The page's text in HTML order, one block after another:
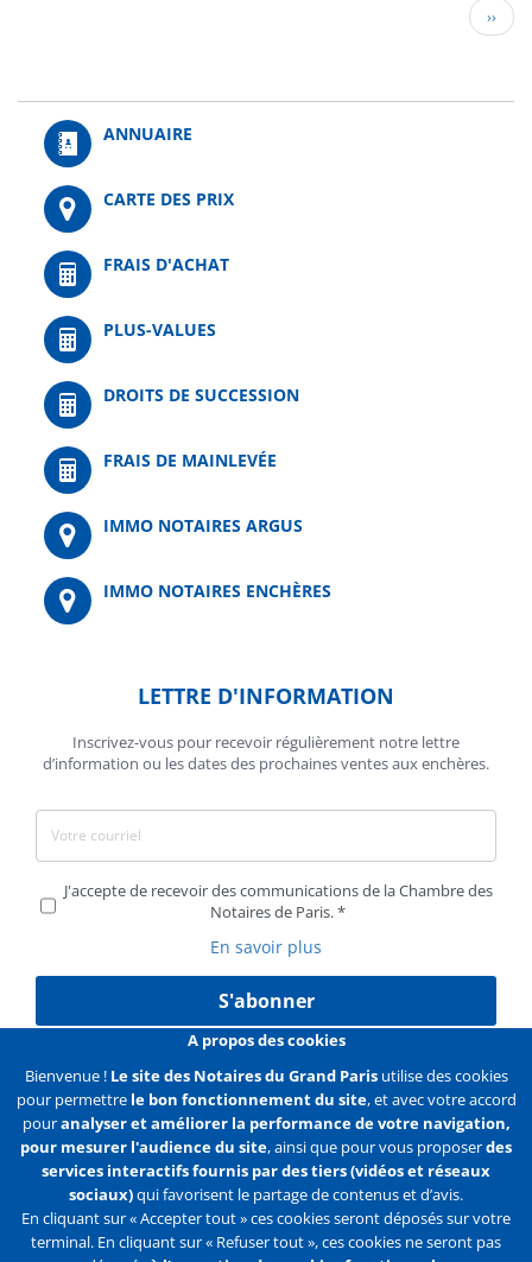
Page
››
ANNUAIRE
CARTE DES PRIX
FRAIS D'ACHAT
PLUS-VALUES
DROITS DE SUCCESSION
FRAIS DE MAINLEVÉE
IMMO NOTAIRES ARGUS
IMMO NOTAIRES ENCHÈRES
LETTRE D'INFORMATION
Inscrivez-vous pour recevoir régulièrement notre lettre
d’information ou les dates des prochaines ventes aux enchères.
J'accepte de recevoir des communications de la Chambre des
Notaires de Paris.
En savoir plus
S'abonner
Liens Mentions légales Données personnelles
Politique des cookies Configurer les cookies
Liens
2e
Accueil Contact Plan du site
A propos des cookies
Bienvenue ! Le site des Notaires du Grand Parisutilise des cookies
pour permettre le bon fonctionnement du site, et avec votre accord
pouranalyser et améliorer la performance de votre navigation,
pour mesurer l'audience du site, ainsi que pour vous proposerdes
services interactifs fournis par des tiers (vidéos et réseaux
sociaux)qui favorisent le partage de contenus et d’avis.
En cliquant sur « Accepter tout » ces cookies seront déposés sur votre
terminal. En cliquant sur « Refuser tout », ces cookies ne seront pas